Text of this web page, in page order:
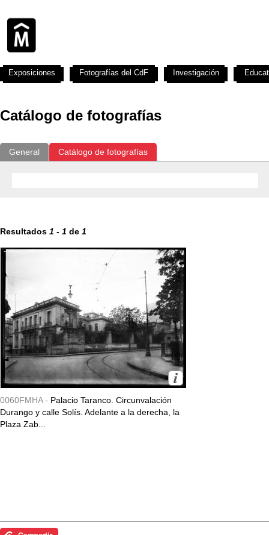
Catálogo de fotografías
General Catálogo de fotografías
Resultados 1 - 1 de 1
0060FMHA - Palacio Taranco. Circunvalación
Durango y calle Solís. Adelante a la derecha, la
Plaza Zab...
Exposiciones Fotografías del CdF Investigación